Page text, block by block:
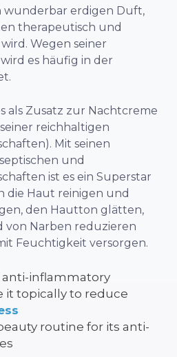
wunderbar erdigen Duft,
therapeutisch und
Wegen seiner
es häufig in der
als Zusatz zur Nachtcreme
reichhaltigen
Mit seinen
und
ist es ein Superstar
die Haut reinigen und
den Hautton glätten,
von Narben reduzieren
Feuchtigkeit versorgen.
inflammatory
it topically to reduce
routine for its anti-